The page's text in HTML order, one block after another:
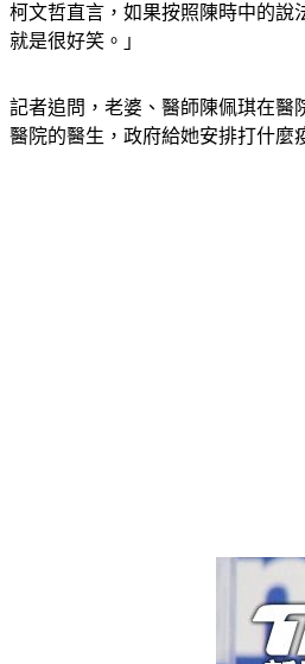
柯文哲直言，如果按照陳時中的說
就是很好笑。」
記者追問，老婆、醫師陳佩琪在醫
醫院的醫生，政府給她安排打什麼